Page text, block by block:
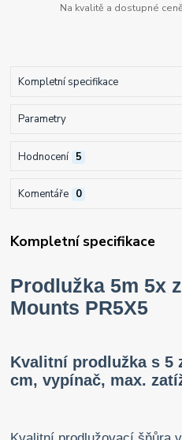
Na kvalitě a dostupné
Kompletní specifikace
Parametry
Hodnocení 5
Komentáře 0
Kompletní specifikace
Prodlužka 5m 5x
Mounts PR5X5
Kvalitní prodlužka s 5
cm, vypínač, max.